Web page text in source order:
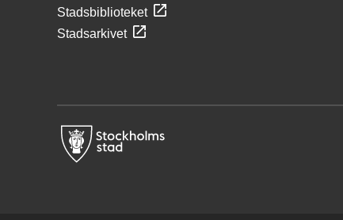
Stadsbiblioteket
Stadsarkivet